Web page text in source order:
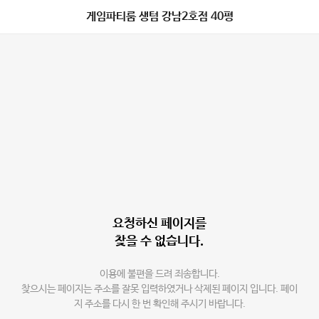
게임파티룸 생텀 강남2호점 40평
요청하신 페이지를
찾을 수 없습니다.
이용에 불편을 드려 죄송합니다.
찾으시는 페이지는 주소를 잘못 입력하였거나 삭제된 페이지 입니다. 페이
지 주소를 다시 한 번 확인해 주시기 바랍니다.